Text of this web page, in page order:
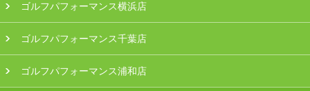
ゴルフパフォーマンス横浜店
ゴルフパフォーマンス千葉店
ゴルフパフォーマンス浦和店